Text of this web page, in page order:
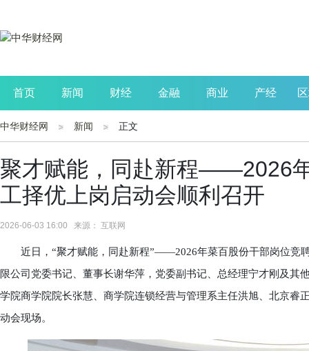
首页 新闻 财经 金融 商业 产经
公司 生活 读书
中华财经网 新闻 正文
聚才赋能，同赴新程——2026
工择优上岗启动会顺利召开
2026-06-03 16:00 来源： 互联网
近日，“聚才赋能，同赴新程”——2026年菜百股份干部岗位竞
限公司党委书记、董事长谢华萍，党委副书记、总经理宁才刚及
学院商学院院长张慧、商学院连锁经营与管理系主任洪旭、北京睿
动会现场。